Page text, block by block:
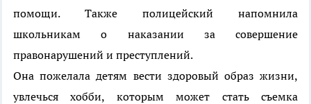
помощи. Также полицейский напомнила
школьникам о наказании за совершение
правонарушений и преступлений.
Она пожелала детям вести здоровый образ жизни,
увлечься хобби, которым может стать съемка